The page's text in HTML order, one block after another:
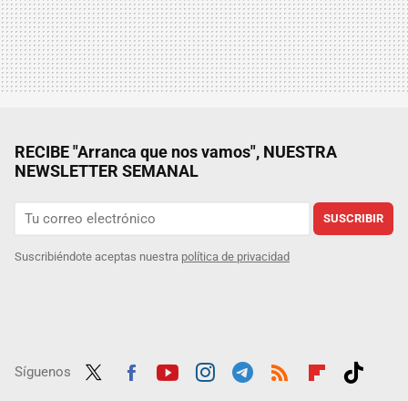
RECIBE "Arranca que nos vamos", NUESTRA
NEWSLETTER SEMANAL
SUSCRIBIR
Suscribiéndote aceptas nuestra política de privacidad
Síguenos